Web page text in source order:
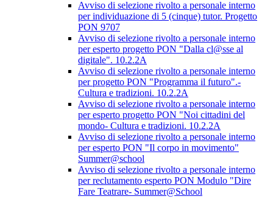
Avviso di selezione rivolto a personale interno
per individuazione di 5 (cinque) tutor. Progetto
PON 9707
Avviso di selezione rivolto a personale interno
per esperto progetto PON "Dalla cl@sse al
digitale". 10.2.2A
Avviso di selezione rivolto a personale interno
per progetto PON "Programma il futuro".-
Cultura e tradizioni. 10.2.2A
Avviso di selezione rivolto a personale interno
per esperto progetto PON "Noi cittadini del
mondo- Cultura e tradizioni. 10.2.2A
Avviso di selezione rivolto a personale interno
per esperto PON "Il corpo in movimento"
Summer@school
Avviso di selezione rivolto a personale interno
per reclutamento esperto PON Modulo "Dire
Fare Teatrare- Summer@School